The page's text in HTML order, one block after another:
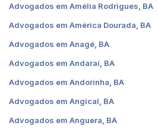
Advogados em Amélia Rodrigues, BA
Advogados em América Dourada, BA
Advogados em Anagé, BA
Advogados em Andaraí, BA
Advogados em Andorinha, BA
Advogados em Angical, BA
Advogados em Anguera, BA